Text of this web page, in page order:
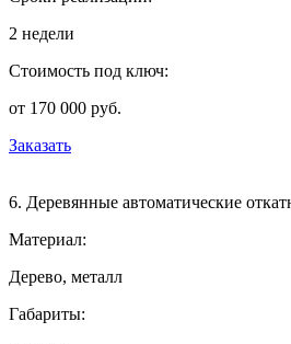
2 недели
Стоимость под ключ:
от 170 000 руб.
Заказать
6. Деревянные автоматические
Материал:
Дерево, металл
Габариты: